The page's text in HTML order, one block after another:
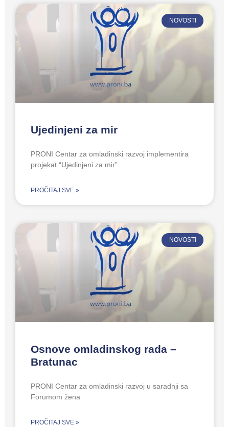
NOVOSTI
Ujedinjeni za mir
PRONI Centar za omladinski razvoj implementira
projekat “Ujedinjeni za mir”
PROČITAJ SVE »
NOVOSTI
Osnove omladinskog rada –
Bratunac
PRONI Centar za omladinski razvoj u saradnji sa
Forumom žena
PROČITAJ SVE »